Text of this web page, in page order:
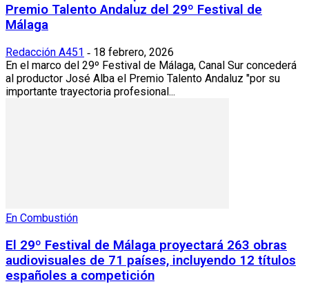
Premio Talento Andaluz del 29º Festival de
Málaga
Redacción A451 - 18 febrero, 2026
En el marco del 29º Festival de Málaga, Canal Sur concederá
al productor José Alba el Premio Talento Andaluz "por su
importante trayectoria profesional...
En Combustión
El 29º Festival de Málaga proyectará 263 obras
audiovisuales de 71 países, incluyendo 12 títulos
españoles a competición